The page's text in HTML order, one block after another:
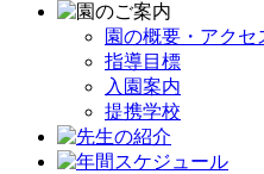
園の概要・アクセ
指導目標
入園案内
提携学校